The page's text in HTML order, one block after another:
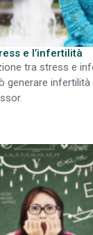
e l’infertilità
tra stress e
generare